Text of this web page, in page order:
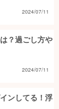
2024/07/11
？過ごし方や
2024/07/11
ンしてる！浮